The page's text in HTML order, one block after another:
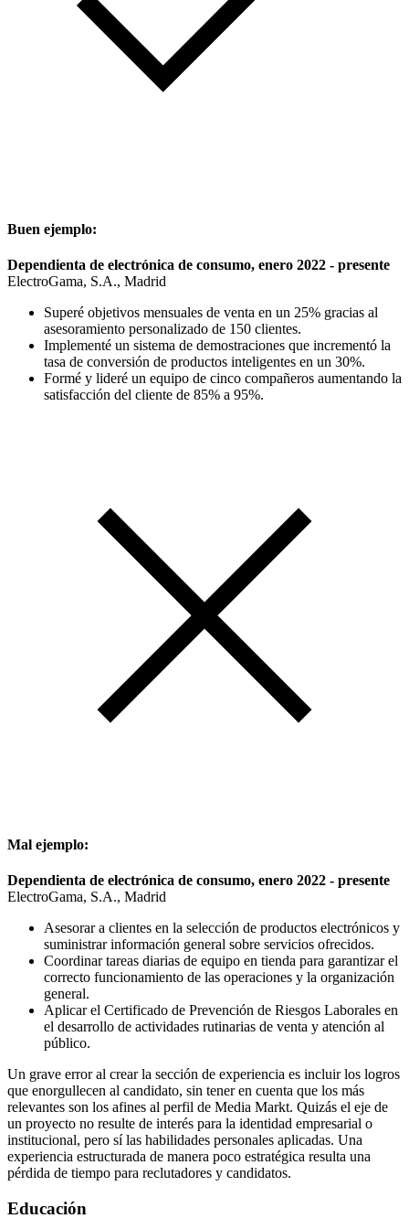
Buen ejemplo:
Dependienta de electrónica de consumo, enero 2022 - presente
ElectroGama, S.A., Madrid
Superé objetivos mensuales de venta en un 25% gracias al
asesoramiento personalizado de 150 clientes.
Implementé un sistema de demostraciones que incrementó la
tasa de conversión de productos inteligentes en un 30%.
Formé y lideré un equipo de cinco compañeros aumentando la
satisfacción del cliente de 85% a 95%.
Mal ejemplo:
Dependienta de electrónica de consumo, enero 2022 - presente
ElectroGama, S.A., Madrid
Asesorar a clientes en la selección de productos electrónicos y
suministrar información general sobre servicios ofrecidos.
Coordinar tareas diarias de equipo en tienda para garantizar el
correcto funcionamiento de las operaciones y la organización
general.
Aplicar el Certificado de Prevención de Riesgos Laborales en
el desarrollo de actividades rutinarias de venta y atención al
público.
Un grave error al crear la sección de experiencia es incluir los logros
que enorgullecen al candidato, sin tener en cuenta que los más
relevantes son los afines al perfil de Media Markt. Quizás el eje de
un proyecto no resulte de interés para la identidad empresarial o
institucional, pero sí las habilidades personales aplicadas. Una
experiencia estructurada de manera poco estratégica resulta una
pérdida de tiempo para reclutadores y candidatos.
Educación